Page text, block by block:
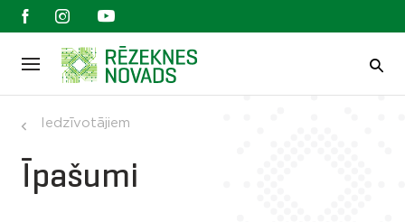
Iedzīvotājiem
Īpašumi